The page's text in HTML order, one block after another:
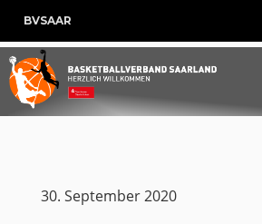
BVSAAR
30. September 2020